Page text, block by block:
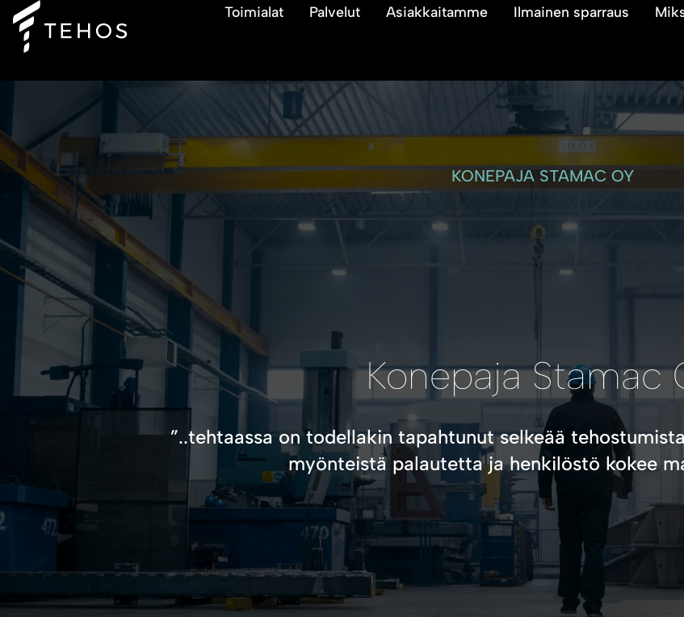
Toimialat Palvelut Asiakkaitamme Ilmainen sparraus
KONEPAJA STAMAC OY
Konepaja Stamac
”..tehtaassa on todellakin tapahtunut selkeää
myönteistä palautetta ja henkilöstö kokee